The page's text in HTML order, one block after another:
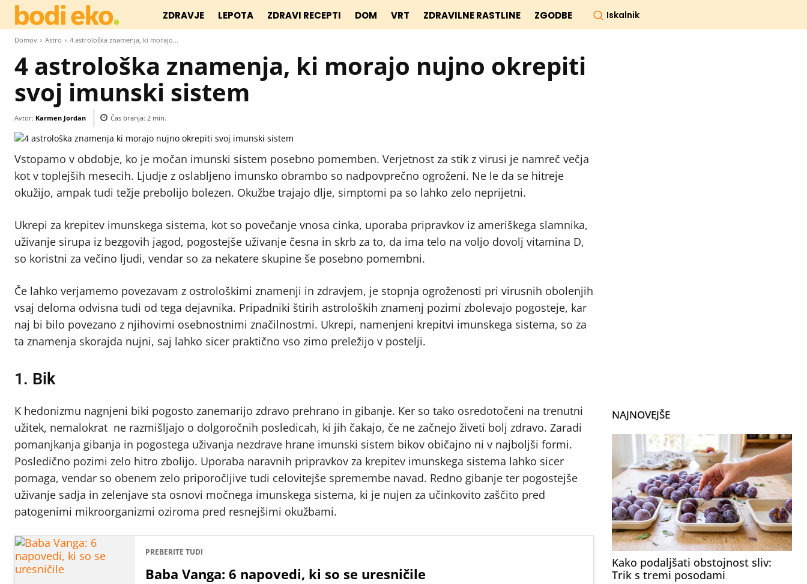
ZDRAVJE LEPOTA ZDRAVI RECEPTI DOM VRT ZDRAVILNE RASTLINE ZGODBE Iskalnik
Domov Astro 4 astrološka znamenja, ki morajo...
4 astrološka znamenja, ki morajo nujno okrepiti
svoj imunski sistem
Avtor: Karmen Jordan Čas branja: 2 min.
Vstopamo v obdobje, ko je močan imunski sistem posebno pomemben. Verjetnost za stik z virusi je namreč večja
kot v toplejših mesecih. Ljudje z oslabljeno imunsko obrambo so nadpovprečno ogroženi. Ne le da se hitreje
okužijo, ampak tudi težje prebolijo bolezen. Okužbe trajajo dlje, simptomi pa so lahko zelo neprijetni.
Ukrepi za krepitev imunskega sistema, kot so povečanje vnosa cinka, uporaba pripravkov iz ameriškega slamnika,
uživanje sirupa iz bezgovih jagod, pogostejše uživanje česna in skrb za to, da ima telo na voljo dovolj vitamina D,
so koristni za večino ljudi, vendar so za nekatere skupine še posebno pomembni.
Če lahko verjamemo povezavam z ostrološkimi znamenji in zdravjem, je stopnja ogroženosti pri virusnih obolenjih
vsaj deloma odvisna tudi od tega dejavnika. Pripadniki štirih astroloških znamenj pozimi zbolevajo pogosteje, kar
naj bi bilo povezano z njihovimi osebnostnimi značilnostmi. Ukrepi, namenjeni krepitvi imunskega sistema, so za
ta znamenja skorajda nujni, saj lahko sicer praktično vso zimo preležijo v postelji.
1. Bik
K hedonizmu nagnjeni biki pogosto zanemarijo zdravo prehrano in gibanje. Ker so tako osredotočeni na trenutni
užitek, nemalokrat ne razmišljajo o dolgoročnih posledicah, ki jih čakajo, če ne začnejo živeti bolj zdravo. Zaradi
pomanjkanja gibanja in pogostega uživanja nezdrave hrane imunski sistem bikov običajno ni v najboljši formi.
Posledično pozimi zelo hitro zbolijo. Uporaba naravnih pripravkov za krepitev imunskega sistema lahko sicer
pomaga, vendar so obenem zelo priporočljive tudi celovitejše spremembe navad. Redno gibanje ter pogostejše
uživanje sadja in zelenjave sta osnovi močnega imunskega sistema, ki je nujen za učinkovito zaščito pred
patogenimi mikroorganizmi oziroma pred resnejšimi okužbami.
PREBERITE TUDI
Baba Vanga: 6 napovedi, ki so se uresničile
NAJNOVEJŠE
Kako podaljšati obstojnost sliv:
Trik s tremi posodami